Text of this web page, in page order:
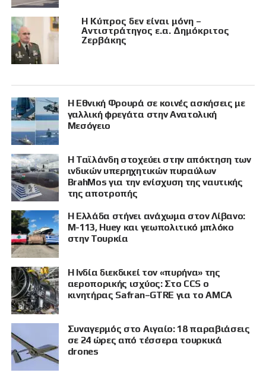
Η Κύπρος δεν είναι μόνη –
Αντιστράτηγος ε.α. Δημόκριτος
Ζερβάκης
Η Εθνική Φρουρά σε κοινές ασκήσεις με
γαλλική φρεγάτα στην Ανατολική
Μεσόγειο
Η Ταϊλάνδη στοχεύει στην απόκτηση των
ινδικών υπερηχητικών πυραύλων
BrahMos για την ενίσχυση της ναυτικής
της αποτροπής
Η Ελλάδα στήνει ανάχωμα στον Λίβανο:
M-113, Huey και γεωπολιτικό μπλόκο
στην Τουρκία
Η Ινδία διεκδικεί τον «πυρήνα» της
αεροπορικής ισχύος: Στο CCS ο
κινητήρας Safran–GTRE για το AMCA
Συναγερμός στο Αιγαίο: 18 παραβιάσεις
σε 24 ώρες από τέσσερα τουρκικά
drones